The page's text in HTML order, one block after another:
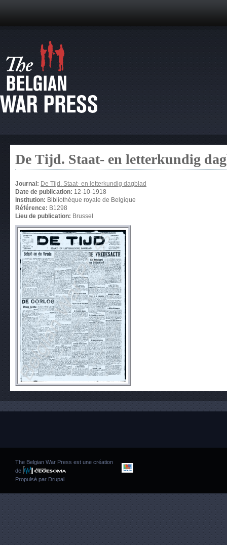
De Tijd. Staat- en letterkundig
Journal: De Tijd. Staat- en letterkundig dagblad
Date de publication: 12-10-1918
Institution: Bibliothèque royale de Belgique
Référence: B1298
Lieu de publication: Brussel
The Belgian War Press est une création
de
Propulsé par Drupal